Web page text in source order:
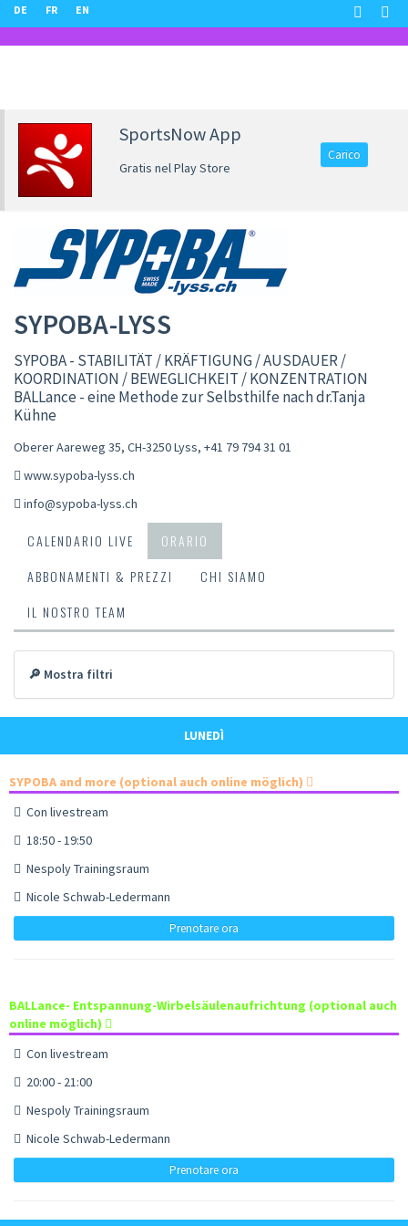
DE FR EN
SportsNow App
Gratis nel Play Store
Carico
SYPOBA-LYSS
SYPOBA - STABILITÄT / KRÄFTIGUNG / AUSDAUER /
KOORDINATION / BEWEGLICHKEIT / KONZENTRATION
BALLance - eine Methode zur Selbsthilfe nach dr.Tanja
Kühne
Oberer Aareweg 35, CH-3250 Lyss, +41 79 794 31 01
www.sypoba-lyss.ch
info@sypoba-lyss.ch
CALENDARIO LIVE
ORARIO
ABBONAMENTI & PREZZI
CHI SIAMO
IL NOSTRO TEAM
🔎 Mostra filtri
LUNEDÌ
SYPOBA and more (optional auch online möglich)
Con livestream
18:50 - 19:50
Nespoly Trainingsraum
Nicole Schwab-Ledermann
Prenotare ora
BALLance- Entspannung-Wirbelsäulenaufrichtung (optional auch
online möglich)
Con livestream
20:00 - 21:00
Nespoly Trainingsraum
Nicole Schwab-Ledermann
Prenotare ora